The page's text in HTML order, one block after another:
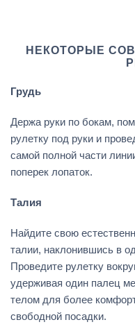
НЕКОТОРЫЕ
Грудь
Держа руки по бокам,
рулетку под руки и
самой полной части
поперек лопаток.
Талия
Найдите свою
талии, наклонившись в
Проведите рулетку
удерживая один палец
телом для более
свободной посадки.